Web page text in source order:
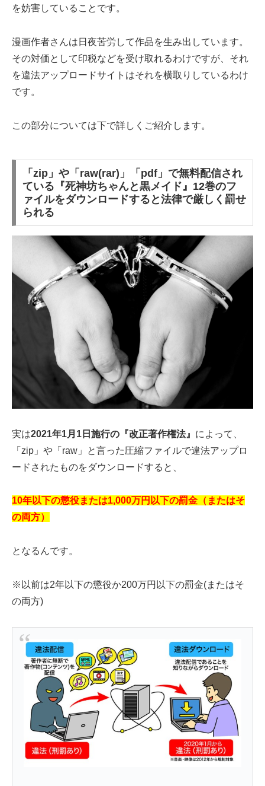
を妨害していることです。
漫画作者さんは日夜苦労して作品を生み出しています。
その対価として印税などを受け取れるわけですが、それ
を違法アップロードサイトはそれを横取りしているわけ
です。
この部分については下で詳しくご紹介します。
「zip」や「raw(rar)」「pdf」で無料配信され
ている『死神坊ちゃんと黒メイド』12巻のフ
ァイルをダウンロードすると法律で厳しく罰せ
られる
実は2021年1月1日施行の『改正著作権法』 によって、
「zip」や「raw」と言った圧縮ファイルで違法アップロ
ードされたものをダウンロードすると、
10年以下の懲役または1,000万円以下の罰金（またはそ
の両方）
となるんです。
※以前は2年以下の懲役か200万円以下の罰金(またはそ
の両方)